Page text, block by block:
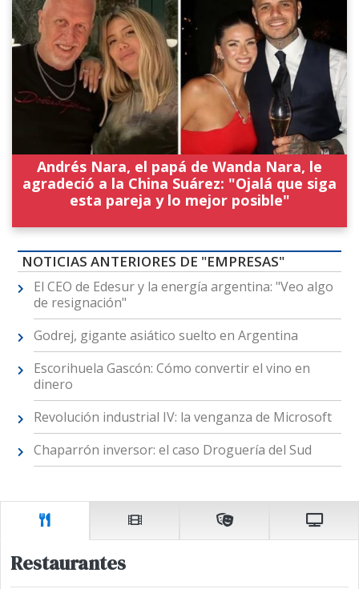
Andrés Nara, el papá de Wanda Nara, le
agradeció a la China Suárez: "Ojalá que siga
esta pareja y lo mejor posible"
NOTICIAS ANTERIORES DE "EMPRESAS"
El CEO de Edesur y la energía argentina: "Veo algo
de resignación"
Godrej, gigante asiático suelto en Argentina
Escorihuela Gascón: Cómo convertir el vino en
dinero
Revolución industrial IV: la venganza de Microsoft
Chaparrón inversor: el caso Droguería del Sud
Restaurantes